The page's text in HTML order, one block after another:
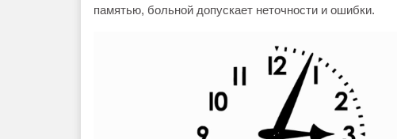
памятью, больной допускает неточности и ошибки.